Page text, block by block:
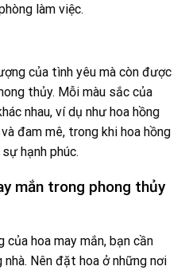
làm việc.
của tình yêu mà còn được
thủy. Mỗi màu sắc của
nhau, ví dụ như hoa hồng
đam mê, trong khi hoa hồng
hạnh phúc.
mắn trong phong thủy
hoa may mắn, bạn cần
Nên đặt hoa ở những nơi